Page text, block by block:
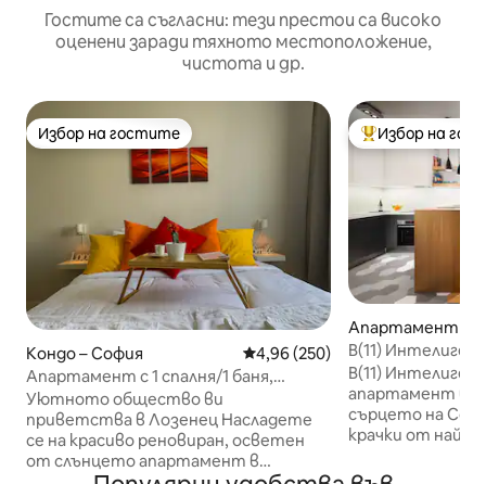
Гостите са съгласни: тези престои са високо
оценени заради тяхното местоположение,
чистота и др.
Избор на гостите
Избор на гостите
Кондо – София Средна оценка: 4,96 от 5,
4,96 (250)
Апартамент с 1 спалня/1 баня,
подходящ за работа от дома/удобно
легло/близо до метрото
Уютното общество ви
приветства в Лозенец Насладете
се на красиво реновиран, осветен
от слънцето апартамент в
Най-популярен
Избор на
Апартамент –
B(11)
центъра/
B(11)
апартамент ви
сърцето на София! Само на
крачки от най -
места за